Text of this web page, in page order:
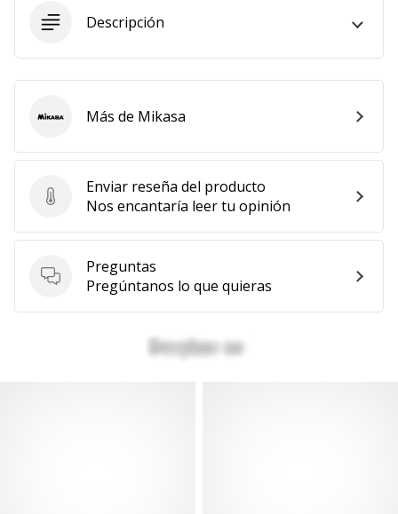
Descripción
Enviar reseña del producto
Enviar reseña del producto
Nos encantaría leer tu opinión
Preguntas
Preguntas
Pregúntanos lo que quieras
MikasaMás de Mikasa